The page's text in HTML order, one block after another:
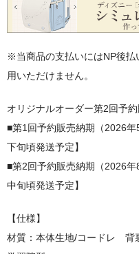
※当商品の支払いにはNP後払
用いただけません。
オリジナルオーダー第2回予約
■第1回予約販売納期（2026
下旬頃発送予定】
■第2回予約販売納期（2026
中旬頃発送予定】
【仕様】
材質：本体生地/コードレ 背